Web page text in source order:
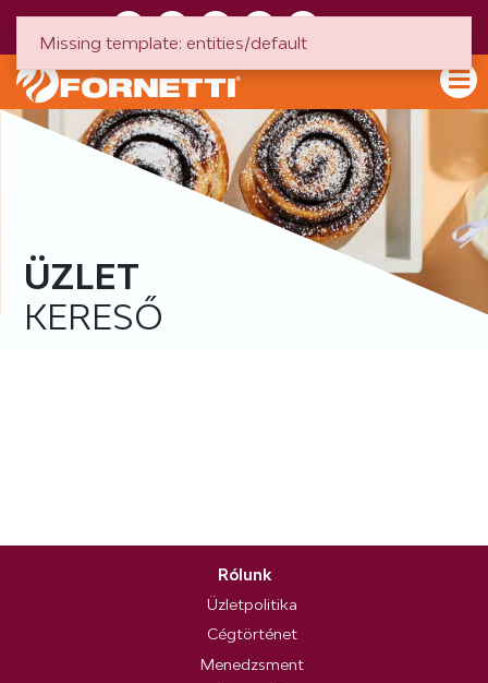
ÜZLET
KERESŐ
Rólunk
Üzletpolitika
Cégtörténet
Menedzsment
Missing template: entities/default